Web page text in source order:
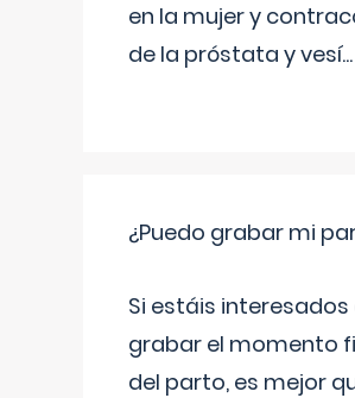
en la mujer y
de la próstata y vesí...
¿Puedo grabar mi
Si estáis interesados
grabar el momento
del parto, es mejor